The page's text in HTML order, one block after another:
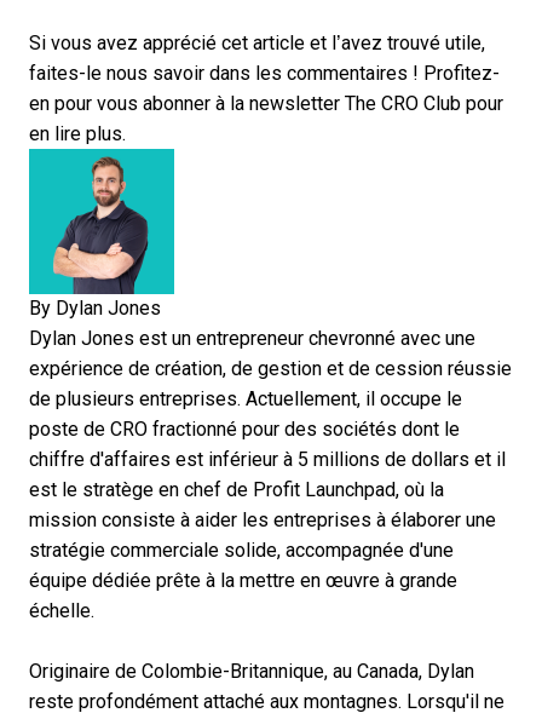
Si vous avez apprécié cet article et l’avez trouvé utile,
faites-le nous savoir dans les commentaires ! Profitez-
en pour vous abonner à la newsletter The CRO Club pour
en lire plus.
By Dylan Jones
Dylan Jones est un entrepreneur chevronné avec une
expérience de création, de gestion et de cession réussie
de plusieurs entreprises. Actuellement, il occupe le
poste de CRO fractionné pour des sociétés dont le
chiffre d'affaires est inférieur à 5 millions de dollars et il
est le stratège en chef de Profit Launchpad, où la
mission consiste à aider les entreprises à élaborer une
stratégie commerciale solide, accompagnée d'une
équipe dédiée prête à la mettre en œuvre à grande
échelle.
Originaire de Colombie-Britannique, au Canada, Dylan
reste profondément attaché aux montagnes. Lorsqu'il ne